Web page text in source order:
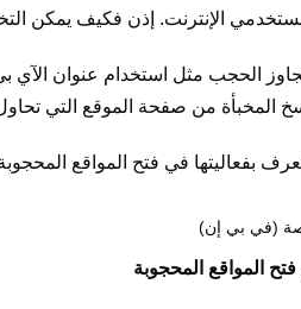
الإنترنت. إذن فكيف يمكن
المخبأة من صفحة الموقع التي
بفعاليتها في فتح المواقع
(في بي إن)
المواقع المحجوبة